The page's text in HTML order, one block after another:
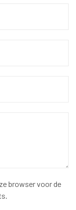
browser voor de